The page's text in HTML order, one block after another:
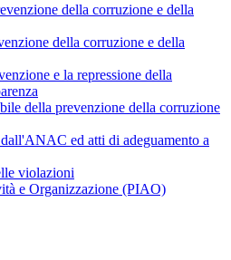
della corruzione e della
della corruzione e della
e la repressione della
della prevenzione della corruzione
ed atti di adeguamento a
violazioni
e Organizzazione (PIAO)